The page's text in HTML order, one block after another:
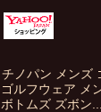
チノパン メンズ
ゴルフウェア メ
ボトムズ ズボン...